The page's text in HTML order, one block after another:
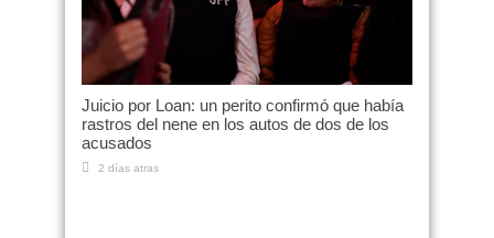
Juicio por Loan: un perito confirmó que había
rastros del nene en los autos de dos de los
acusados
2 días atras